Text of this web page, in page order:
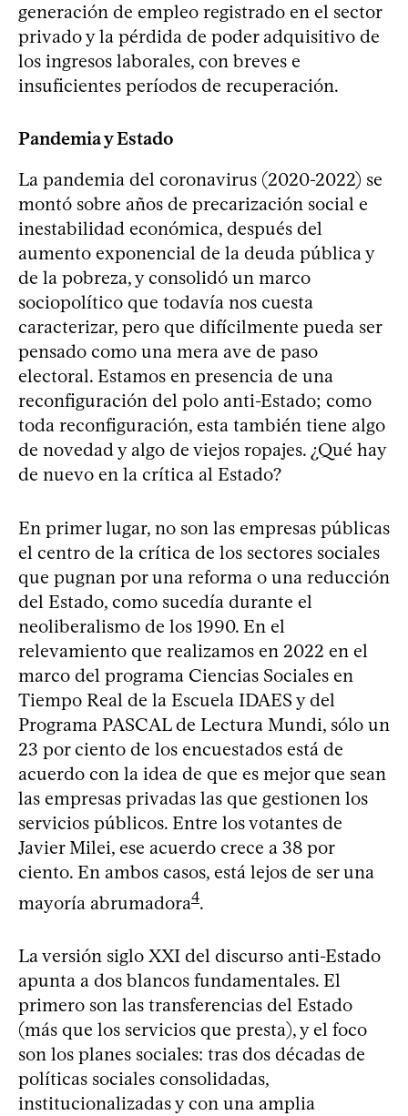
generación de empleo registrado en el sector
privado y la pérdida de poder adquisitivo de
los ingresos laborales, con breves e
insuficientes períodos de recuperación.
Pandemia y Estado
La pandemia del coronavirus (2020-2022) se
montó sobre años de precarización social e
inestabilidad económica, después del
aumento exponencial de la deuda pública y
de la pobreza, y consolidó un marco
sociopolítico que todavía nos cuesta
caracterizar, pero que difícilmente pueda ser
pensado como una mera ave de paso
electoral. Estamos en presencia de una
reconfiguración del polo anti-Estado; como
toda reconfiguración, esta también tiene algo
de novedad y algo de viejos ropajes. ¿Qué hay
de nuevo en la crítica al Estado?
En primer lugar, no son las empresas públicas
el centro de la crítica de los sectores sociales
que pugnan por una reforma o una reducción
del Estado, como sucedía durante el
neoliberalismo de los 1990. En el
relevamiento que realizamos en 2022 en el
marco del programa Ciencias Sociales en
Tiempo Real de la Escuela IDAES y del
Programa PASCAL de Lectura Mundi, sólo un
23 por ciento de los encuestados está de
acuerdo con la idea de que es mejor que sean
las empresas privadas las que gestionen los
servicios públicos. Entre los votantes de
Javier Milei, ese acuerdo crece a 38 por
ciento. En ambos casos, está lejos de ser una
mayoría abrumadora4.
La versión siglo XXI del discurso anti-Estado
apunta a dos blancos fundamentales. El
primero son las transferencias del Estado
(más que los servicios que presta), y el foco
son los planes sociales: tras dos décadas de
políticas sociales consolidadas,
institucionalizadas y con una amplia